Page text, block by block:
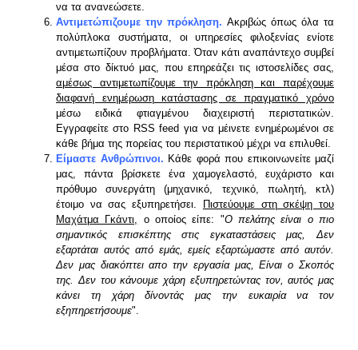
να τα ανανεώσετε.
Αντιμετώπιζουμε την πρόκληση. Ακριβώς όπως όλα τα
πολύπλοκα συστήματα, οι υπηρεσίες φιλοξενίας ενίοτε
αντιμετωπίζουν προβλήματα. Όταν κάτι αναπάντεχο συμβεί
μέσα στο δίκτυό μας, που επηρεάζει τις ιστοσελίδες σας,
αμέσως αντιμετωπίζουμε την πρόκληση και παρέχουμε
διαφανή ενημέρωση κατάστασης σε πραγματικό χρόνο
μέσω ειδικά φτιαγμένου διαχειριστή περιστατικών.
Εγγραφείτε στο RSS feed για να μέινετε ενημέρωμένοι σε
κάθε βήμα της πορείας του περιστατικού μέχρι να επιλυθεί.
Είμαστε Ανθρώπινοι. Κάθε φορά που επικοινωνείτε μαζί
μας, πάντα βρίσκετε ένα χαμογελαστό, ευχάριστο και
πρόθυμο συνεργάτη (μηχανικό, τεχνικό, πωλητή, κτλ)
έτοιμο να σας εξυπηρετήσει.
Πιστεύουμε στη σκέψη του
Μαχάτμα Γκάντι, ο οποίος είπε: "Ο πελάτης είναι ο πιο
σημαντικός επισκέπτης στις εγκαταστάσεις μας, Δεν
εξαρτάται αυτός από εμάς, εμείς εξαρτώμαστε από αυτόν.
Δεν μας διακόπτει απο την εργασία μας, Είναι ο Σκοπός
της. Δεν του κάνουμε χάρη εξυπηρετώντας τον, αυτός μας
κάνει τη χάρη δίνοντάς μας την ευκαιρία να τον
εξηπηρετήσουμε".